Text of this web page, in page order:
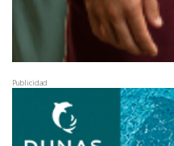
Publicidad